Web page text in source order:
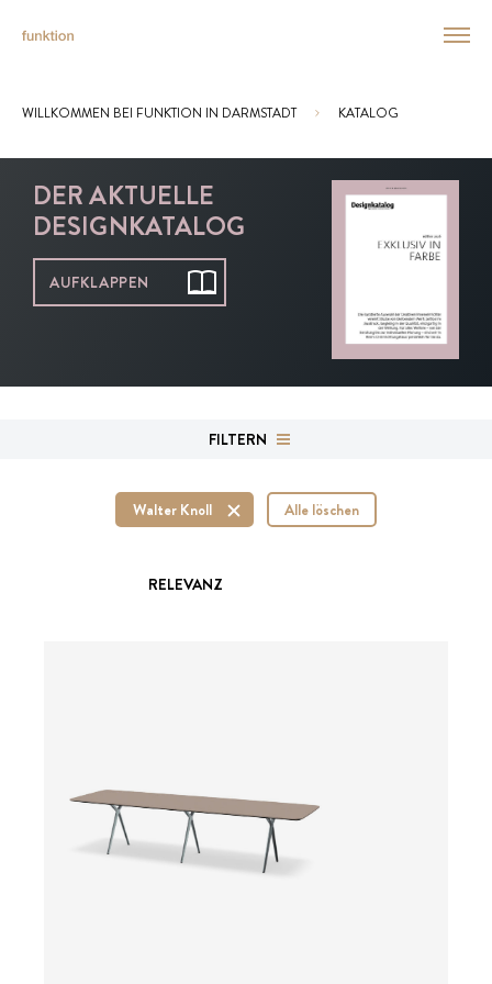
Sie sind hier:
WILLKOMMEN BEI FUNKTION IN DARMSTADT KATALOG
DER AKTUELLE
DESIGNKATALOG
AUFKLAPPEN
FILTERN
Walter Knoll Alle löschen
RELEVANZ